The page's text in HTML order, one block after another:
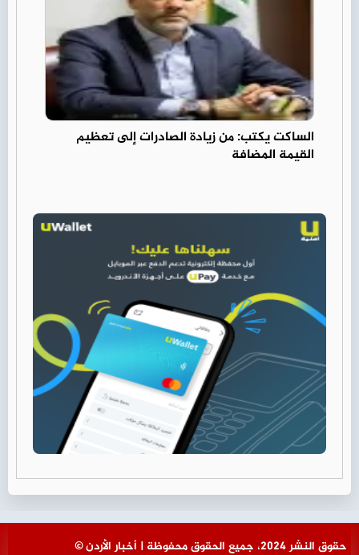
الساكت يكتب: من زيادة الصادرات إلى تعظيم
القيمة المضافة
© حقوق النشر 2024، جميع الحقوق محفوظة | أخبار الأردن